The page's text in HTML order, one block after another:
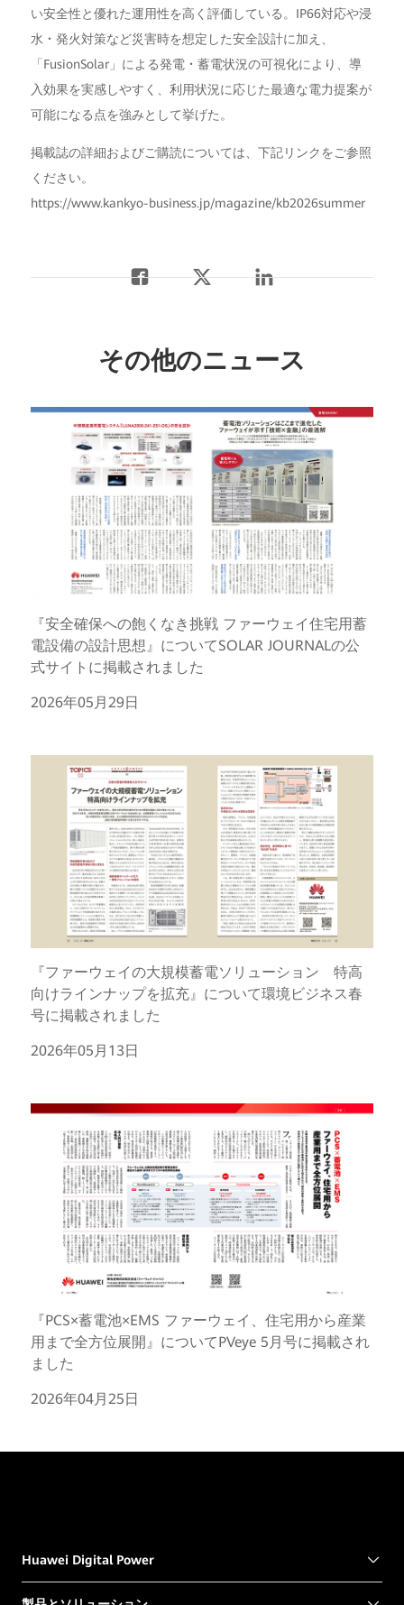
い安全性と優れた運用性を高く評価している。IP66対応や浸
水・発火対策など災害時を想定した安全設計に加え、
「FusionSolar」による発電・蓄電状況の可視化により、導
入効果を実感しやすく、利用状況に応じた最適な電力提案が
可能になる点を強みとして挙げた。
掲載誌の詳細およびご購読については、下記リンクをご参照
ください。
https://www.kankyo-business.jp/magazine/kb2026summer
その他のニュース
『安全確保への飽くなき挑戦 ファーウェイ住宅用蓄
電設備の設計思想』についてSOLAR JOURNALの公
式サイトに掲載されました
2026年05月29日
『ファーウェイの大規模蓄電ソリューション 特高
向けラインナップを拡充』について環境ビジネス春
号に掲載されました
2026年05月13日
『PCS×蓄電池×EMS ファーウェイ、住宅用から産業
用まで全方位展開』についてPVeye 5月号に掲載され
ました
2026年04月25日
Huawei Digital Power